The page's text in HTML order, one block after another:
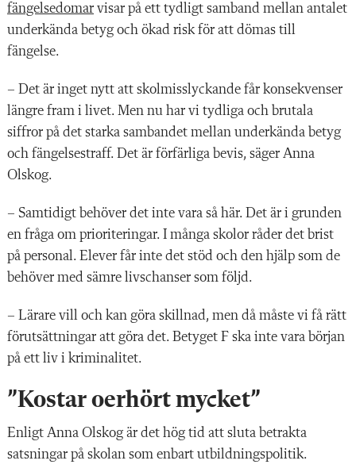
fängelsedomar visar på ett tydligt samband mellan antalet
underkända betyg och ökad risk för att dömas till
fängelse.
– Det är inget nytt att skolmisslyckande får konsekvenser
längre fram i livet. Men nu har vi tydliga och brutala
siffror på det starka sambandet mellan underkända betyg
och fängelsestraff. Det är förfärliga bevis, säger Anna
Olskog.
– Samtidigt behöver det inte vara så här. Det är i grunden
en fråga om prioriteringar. I många skolor råder det brist
på personal. Elever får inte det stöd och den hjälp som de
behöver med sämre livschanser som följd.
– Lärare vill och kan göra skillnad, men då måste vi få rätt
förutsättningar att göra det. Betyget F ska inte vara början
på ett liv i kriminalitet.
”Kostar oerhört mycket”
Enligt Anna Olskog är det hög tid att sluta betrakta
satsningar på skolan som enbart utbildningspolitik.